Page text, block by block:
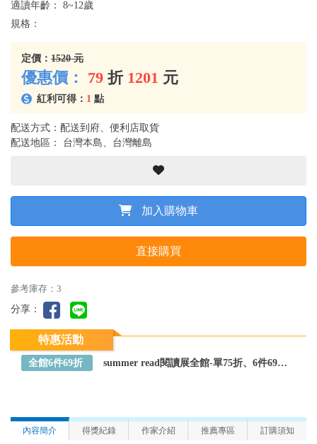
適讀年齡： 8~12歲
規格：
定價： 1520 元
優惠價： 79 折 1201 元
紅利可得： 1 點
配送方式：配送到府、便利店取貨
配送地區： 台灣本島、台灣離島
加入購物車
直接購買
參考庫存：3
分享：
特惠活動
全館6件69折 summer read閱讀展全館-單75折、6件69折～全館任選
內容簡介 得獎紀錄 作家介紹 推薦專區 訂購須知